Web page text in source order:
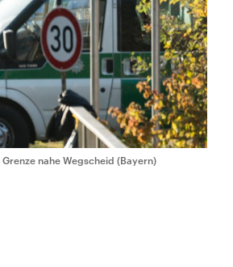
nahe Wegscheid (Bayern)